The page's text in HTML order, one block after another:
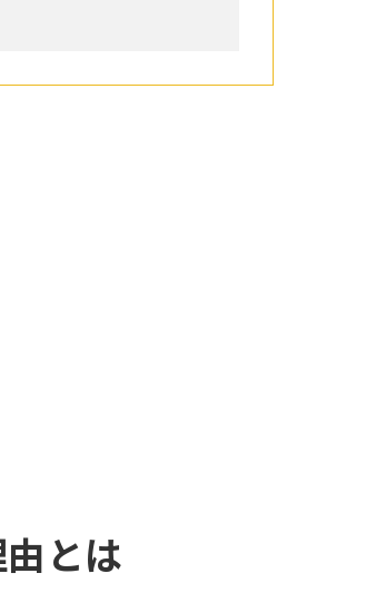
とは